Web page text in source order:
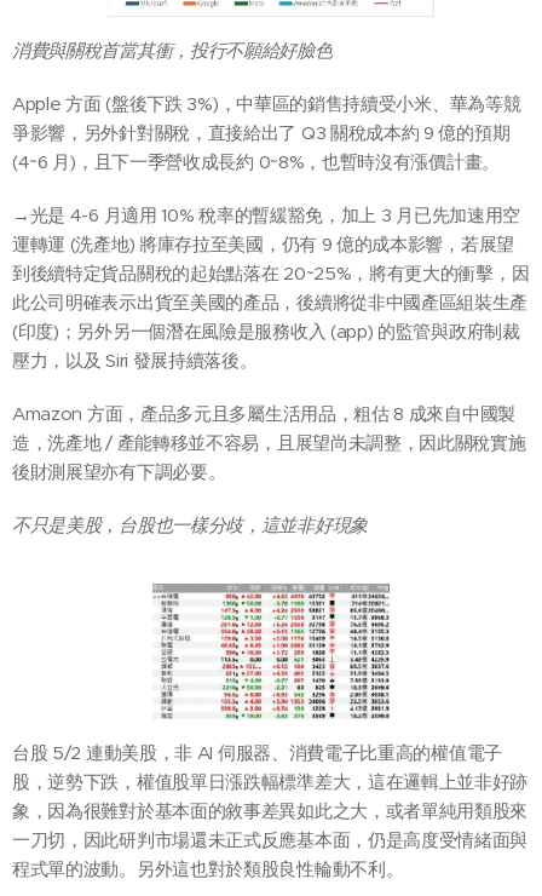
消費與關稅首當其衝，投行不願給好臉色
Apple 方面 (盤後下跌 3%)，中華區的銷售持續受小米、華為等競
爭影響，另外針對關稅，直接給出了 Q3 關稅成本約 9 億的預期
(4~6 月)，且下一季營收成長約 0~8%，也暫時沒有漲價計畫。
→光是 4-6 月適用 10% 稅率的暫緩豁免，加上 3 月已先加速用空
運轉運 (洗產地) 將庫存拉至美國，仍有 9 億的成本影響，若展望
到後續特定貨品關稅的起始點落在 20~25%，將有更大的衝擊，因
此公司明確表示出貨至美國的產品，後續將從非中國產區組裝生產
(印度)；另外另一個潛在風險是服務收入 (app) 的監管與政府制裁
壓力，以及 Siri 發展持續落後。
Amazon 方面，產品多元且多屬生活用品，粗估 8 成來自中國製
造，洗產地 / 產能轉移並不容易，且展望尚未調整，因此關稅實施
後財測展望亦有下調必要。
不只是美股，台股也一樣分歧，這並非好現象
台股 5/2 連動美股，非 AI 伺服器、消費電子比重高的權值電子
股，逆勢下跌，權值股單日漲跌幅標準差大，這在邏輯上並非好跡
象，因為很難對於基本面的敘事差異如此之大，或者單純用類股來
一刀切，因此研判市場還未正式反應基本面，仍是高度受情緒面與
程式單的波動。另外這也對於類股良性輪動不利。